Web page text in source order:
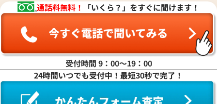
2025年3月17日時点 2025年3月17日時
通話料無料！
「いくら？」をすぐに聞けます！
受付時間 9：00〜19：00
24時間いつでも受付中！最短30秒で完了！